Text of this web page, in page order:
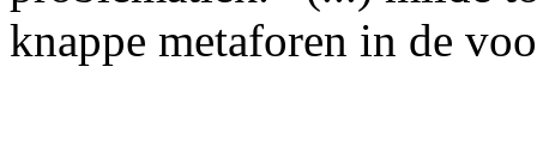
knappe metaforen in de